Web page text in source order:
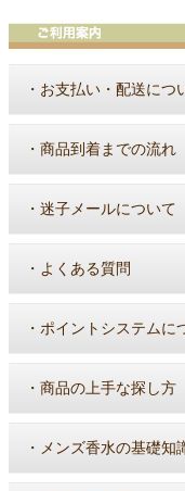
・ お支払い・配送につ
・ 商品到着までの流れ
・ 迷子メールについて
・ よくある質問
・ ポイントシステムに
・ 商品の上手な探し方
・ メンズ香水の基礎知